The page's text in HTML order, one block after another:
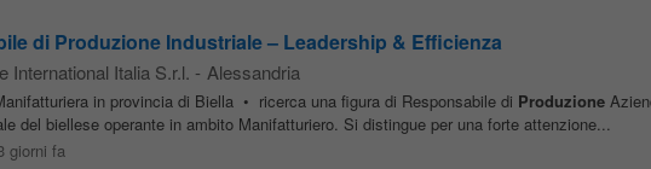
di Produzione Industriale – Leadership & Efficienza
International Italia S.r.l. - Alessandria
in provincia di Biella • ricerca una figura di Responsabile di Produzione
del biellese operante in ambito Manifatturiero. Si distingue per una forte attenzione...
giorni fa